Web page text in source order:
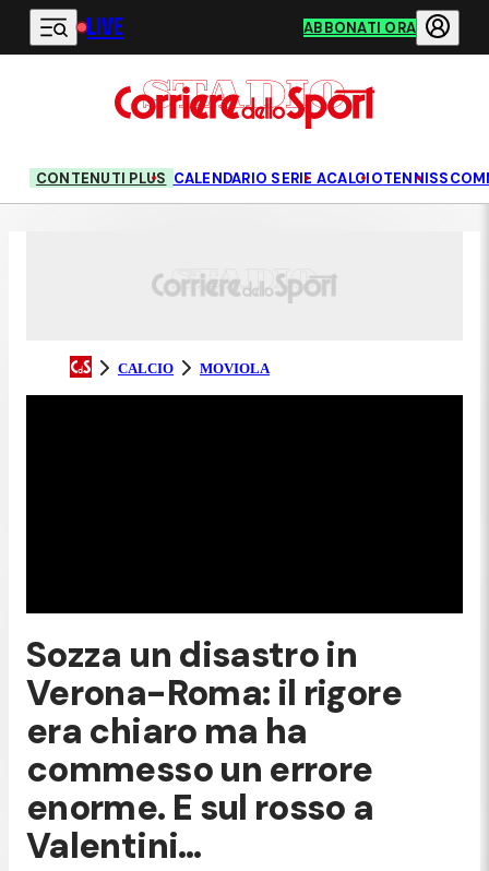
Vai al contenuto principale
LIVE ABBONATI ORA
CONTENUTI PLUS CALENDARIO SERIE ACALCIOTENNIS
CALCIO MOVIOLA
Sozza un disastro in
Verona-Roma: il rigore
era chiaro ma ha
commesso un errore
enorme. E sul rosso a
Valentini…